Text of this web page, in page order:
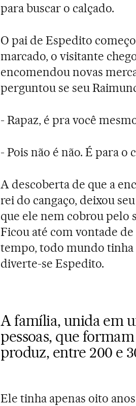
para buscar o calçado.
O pai de Espedito
marcado, o visitante
encomendou novas
perguntou se seu
- Rapaz, é pra você
- Pois não é não. É para
A descoberta de que a
rei do cangaço, deixou
que ele nem cobrou pelo
Ficou até com vontade
tempo, todo mundo
diverte-se Espedito.
A família, unida em
pessoas, que
produz, entre 200 e
Ele tinha apenas oito